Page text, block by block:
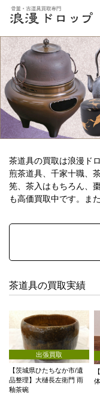
茶道具の買取は浪漫ド
煎茶道具、千家十職、
筅、茶入はもちろん、
も高価買取中です。ま
茶道具の買取実績
出張買取
【茨城県ひたちなか市/遺
品整理】大樋長左衛門 雨
釉茶碗